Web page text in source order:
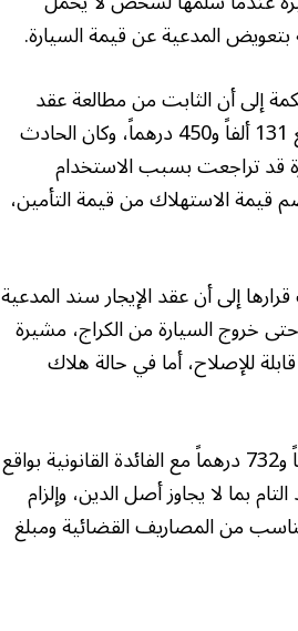
المدعية عن قيمة السيارة.
إلى أن الثابت من مطالعة عقد
تأمين السيارة المتضررة أنه تم التأمين عليها، بتاريخ أغسطس 2024، بمبلغ 131 ألفاً و450 درهماً، وكان الحادث
قد تراجعت بسبب الاستخدام
قيمة الاستهلاك من قيمة التأمين،
بدل الحجز لمدة 311 يوماً، وأرجعت قرارها إلى أن عقد الإيجار سند المدعية
خروج السيارة من الكراج، مشيرة
للإصلاح، أما في حالة هلاك
وحكمت المحكمة بإلزام المدعى عليه بأن يؤدي للمدعية مبلغاً قدره 111 ألفاً و732 درهماً مع الفائدة القانونية بواقع
بما لا يجاوز أصل الدين، وإلزام
من المصاريف القضائية ومبلغ